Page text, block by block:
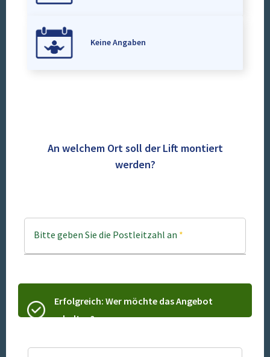
Keine Angaben
An welchem Ort soll der Lift montiert
werden?
Bitte geben Sie die Postleitzahl an *
Erfolgreich: Wer möchte das Angebot
erhalten?